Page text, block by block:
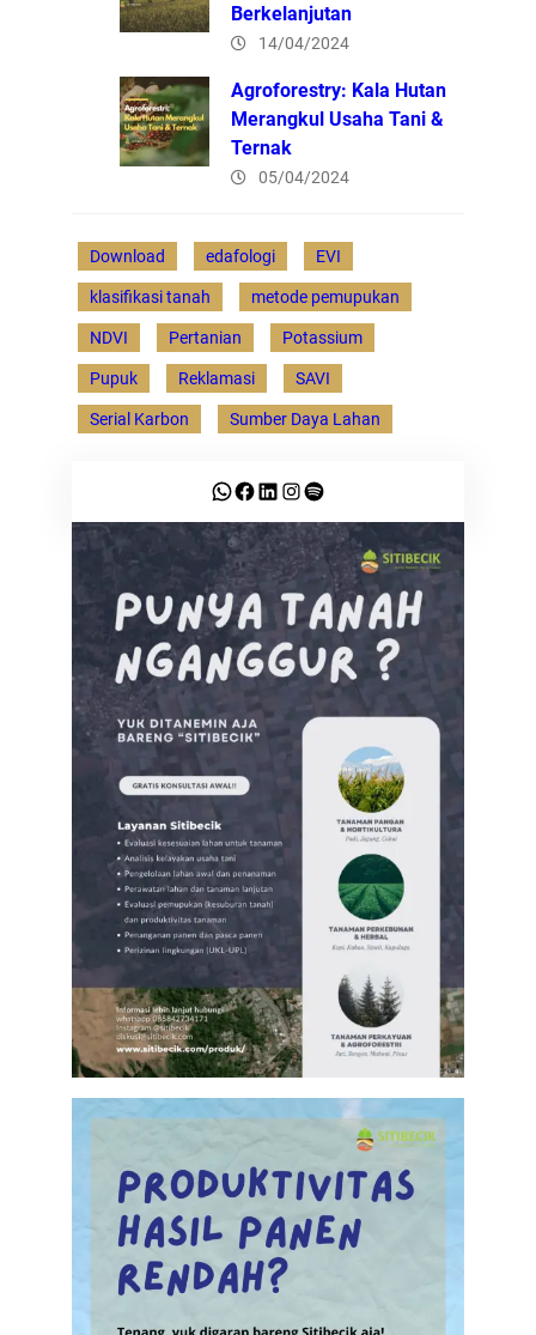
Berkelanjutan
14/04/2024
Agroforestry: Kala Hutan
Merangkul Usaha Tani &
Ternak
05/04/2024
Download edafologi EVI
klasifikasi tanah metode pemupukan
NDVI Pertanian Potassium
Pupuk Reklamasi SAVI
Serial Karbon Sumber Daya Lahan
WhatsApp Facebook LinkedIn Instagram Spotify